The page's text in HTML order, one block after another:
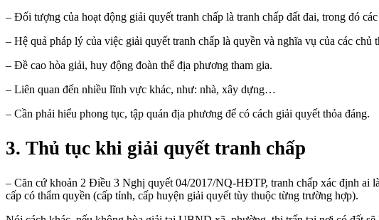
– Đối tượng của hoạt động giải quyết tranh chấp là tranh chấp đất đai, trong đó
– Hệ quả pháp lý của việc giải quyết tranh chấp là quyền và nghĩa vụ của các
– Đề cao hòa giải, huy động đoàn thể địa phương tham gia.
– Liên quan đến nhiều lĩnh vực khác, như: nhà, xây dựng…
– Cần phải hiểu phong tục, tập quán địa phương để có cách giải quyết thỏa đáng.
3. Thủ tục khi giải quyết tranh chấp
– Căn cứ khoản 2 Điều 3 Nghị quyết 04/2017/NQ-HĐTP, tranh chấp xác định ai
cấp có thẩm quyền (cấp tỉnh, cấp huyện giải quyết tùy thuộc từng trường hợp).